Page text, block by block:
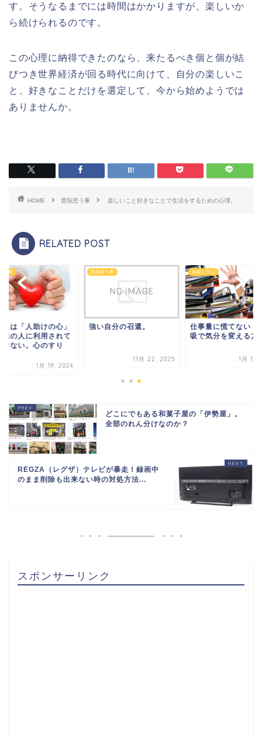
す。そうなるまでには時間はかかりますが、楽しいか
ら続けられるのです。
この心理に納得できたのなら、来たるべき個と個が結
びつき世界経済が回る時代に向けて、自分の楽しいこ
と、好きなことだけを選定して、今から始めようでは
ありませんか。
HOME 普段思う事 楽しいこと好きなことで生活をするための心理。
RELATED POST
う事
たは「人助けの心」
通の人に利用されて
けない。心のすり
1月 19, 2024
普段思う事
強い自分の召還。
11月 22, 2025
失敗に学ぶ
仕事量に慌てない！
吸で気分を変える方
1月 19,
どこにでもある和菓子屋の「伊勢屋」。
全部のれん分けなのか？
REGZA（レグザ）テレビが暴走！録画中
のまま削除も出来ない時の対処方法...
スポンサーリンク